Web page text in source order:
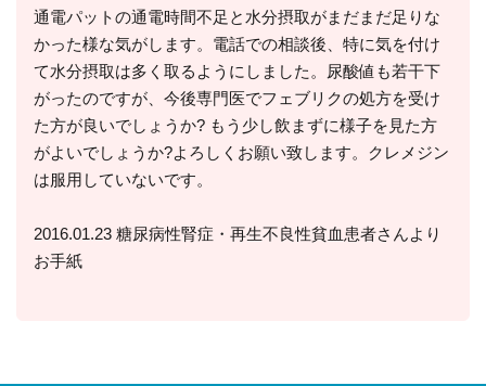
通電パットの通電時間不足と水分摂取がまだまだ足りな
かった様な気がします。電話での相談後、特に気を付け
て水分摂取は多く取るようにしました。尿酸値も若干下
がったのですが、今後専門医でフェブリクの処方を受け
た方が良いでしょうか? もう少し飲まずに様子を見た方
がよいでしょうか?よろしくお願い致します。クレメジン
は服用していないです。
2016.01.23 糖尿病性腎症・再生不良性貧血患者さんより
お手紙